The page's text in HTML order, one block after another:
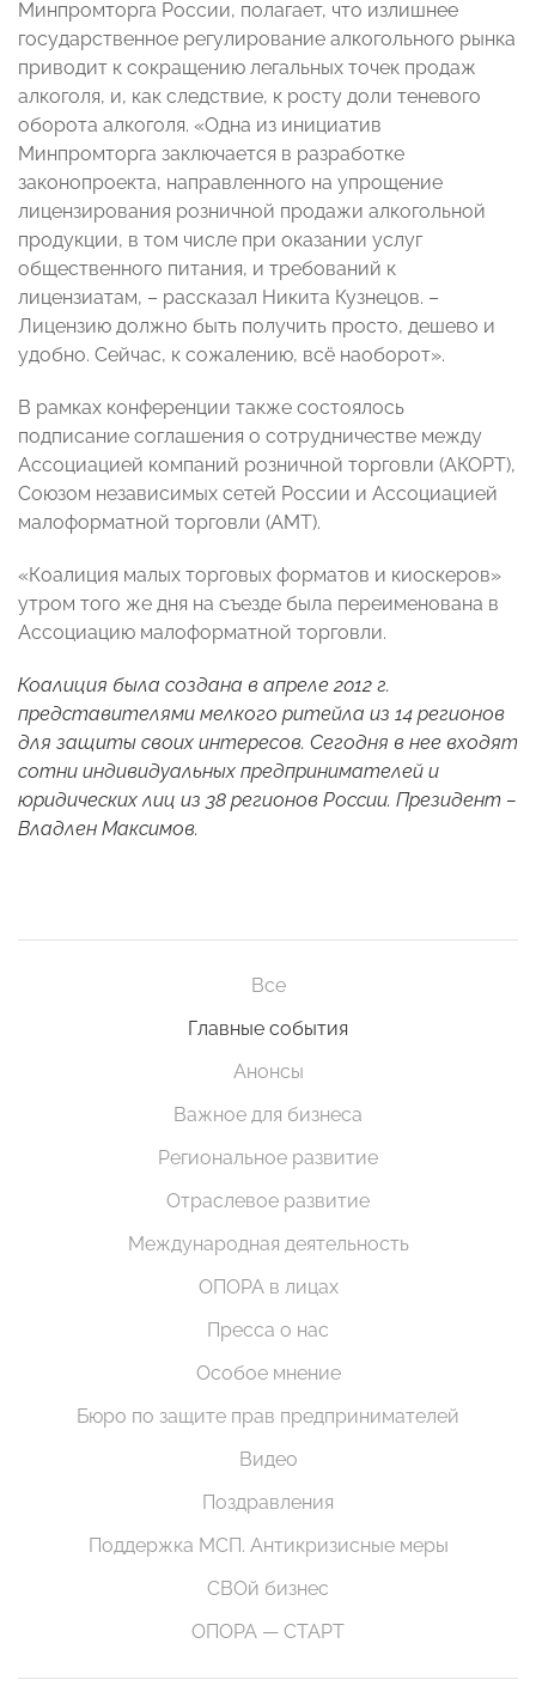
Минпромторга России, полагает, что излишнее
государственное регулирование алкогольного рынка
приводит к сокращению легальных точек продаж
алкоголя, и, как следствие, к росту доли теневого
оборота алкоголя. «Одна из инициатив
Минпромторга заключается в разработке
законопроекта, направленного на упрощение
лицензирования розничной продажи алкогольной
продукции, в том числе при оказании услуг
общественного питания, и требований к
лицензиатам, – рассказал Никита Кузнецов. –
Лицензию должно быть получить просто, дешево и
удобно. Сейчас, к сожалению, всё наоборот».
В рамках конференции также состоялось
подписание соглашения о сотрудничестве между
Ассоциацией компаний розничной торговли (АКОРТ),
Союзом независимых сетей России и Ассоциацией
малоформатной торговли (АМТ).
«Коалиция малых торговых форматов и киоскеров»
утром того же дня на съезде была переименована в
Ассоциацию малоформатной торговли.
Коалиция была создана в апреле 2012 г.
представителями мелкого ритейла из 14 регионов
для защиты своих интересов. Сегодня в нее входят
сотни индивидуальных предпринимателей и
юридических лиц из 38 регионов России. Президент –
Владлен Максимов.
Все
Главные события
Анонсы
Важное для бизнеса
Региональное развитие
Отраслевое развитие
Международная деятельность
ОПОРА в лицах
Пресса о нас
Особое мнение
Бюро по защите прав предпринимателей
Видео
Поздравления
Поддержка МСП. Антикризисные меры
СВОй бизнес
ОПОРА — СТАРТ